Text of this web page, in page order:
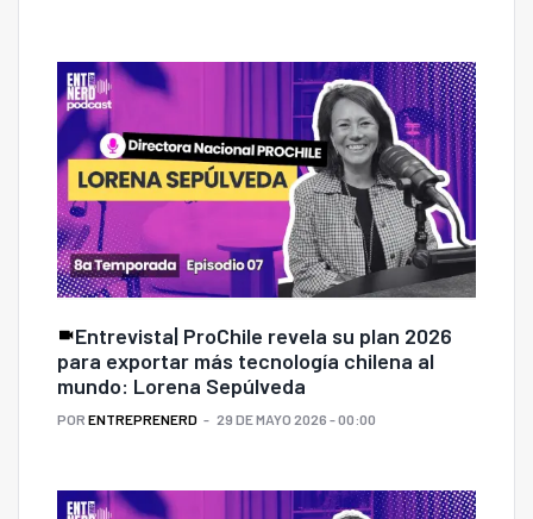
Entrevista| ProChile revela su plan 2026
para exportar más tecnología chilena al
mundo: Lorena Sepúlveda
POR ENTREPRENERD 29 DE MAYO 2026 - 00:00